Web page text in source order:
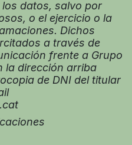
datos, salvo por
o el ejercicio o la
Dichos
a través de
frente a Grupo
la dirección arriba
de DNI del titular